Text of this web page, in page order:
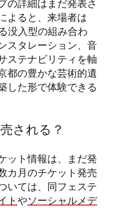
の詳細はまだ発表さ
よると、来場者は
没入型の組み合わ
スタレーション、音
ステナビリティを軸
都の豊かな芸術的遺
した形で体験できる
される？
ット情報は、まだ発
カ月のチケット発売
いては、同フェステ
トやソーシャルメデ